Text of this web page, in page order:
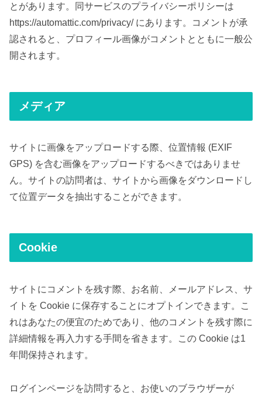
とがあります。同サービスのプライバシーポリシーは
https://automattic.com/privacy/ にあります。コメントが承
認されると、プロフィール画像がコメントとともに一般公
開されます。
メディア
サイトに画像をアップロードする際、位置情報 (EXIF
GPS) を含む画像をアップロードするべきではありませ
ん。サイトの訪問者は、サイトから画像をダウンロードし
て位置データを抽出することができます。
Cookie
サイトにコメントを残す際、お名前、メールアドレス、サ
イトを Cookie に保存することにオプトインできます。こ
れはあなたの便宜のためであり、他のコメントを残す際に
詳細情報を再入力する手間を省きます。この Cookie は1
年間保持されます。
ログインページを訪問すると、お使いのブラウザーが